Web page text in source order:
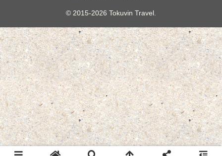
© 2015-2026 Tokuvin Travel.